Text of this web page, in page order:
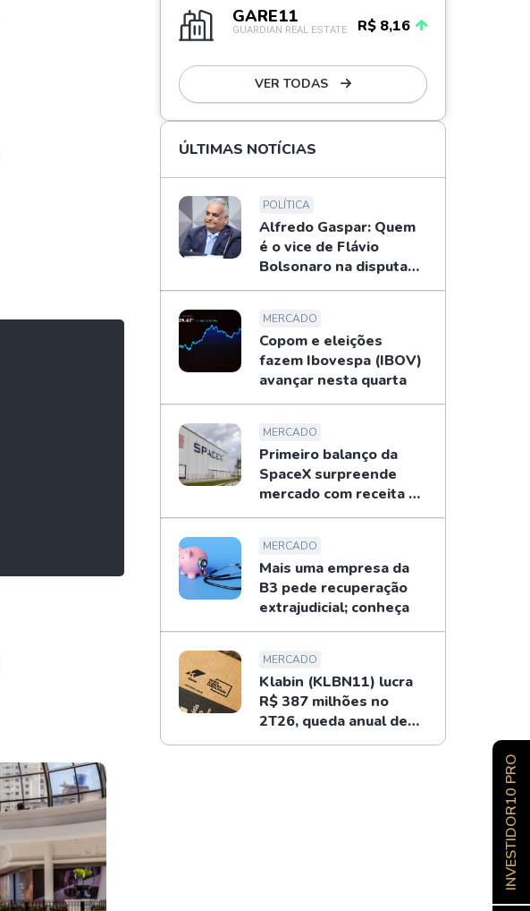
GARE11
GUARDIAN REAL ESTATE R$ 8,16
VER TODAS
ÚLTIMAS NOTÍCIAS
POLÍTICA
Alfredo Gaspar: Quem
é o vice de Flávio
Bolsonaro na disputa
pela Presidência
MERCADO
Copom e eleições
fazem Ibovespa (IBOV)
avançar nesta quarta
MERCADO
Primeiro balanço da
SpaceX surpreende
mercado com receita de
US$ 7,8 bilhões
MERCADO
Mais uma empresa da
B3 pede recuperação
extrajudicial; conheça
MERCADO
Klabin (KLBN11) lucra
R$ 387 milhões no
2T26, queda anual de
34%
INVESTIDOR10 PRO